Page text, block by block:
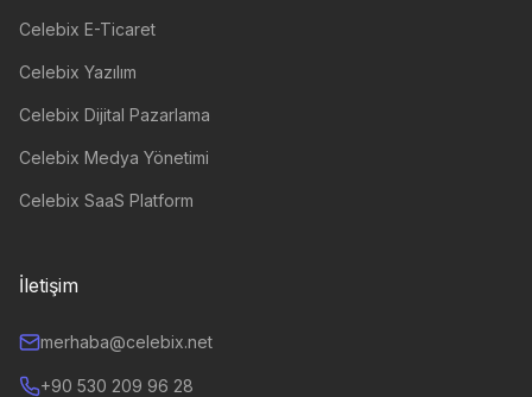
Celebix E-Ticaret
Celebix Yazılım
Celebix Dijital Pazarlama
Celebix Medya Yönetimi
Celebix SaaS Platform
İletişim
merhaba@celebix.net
+90 530 209 96 28